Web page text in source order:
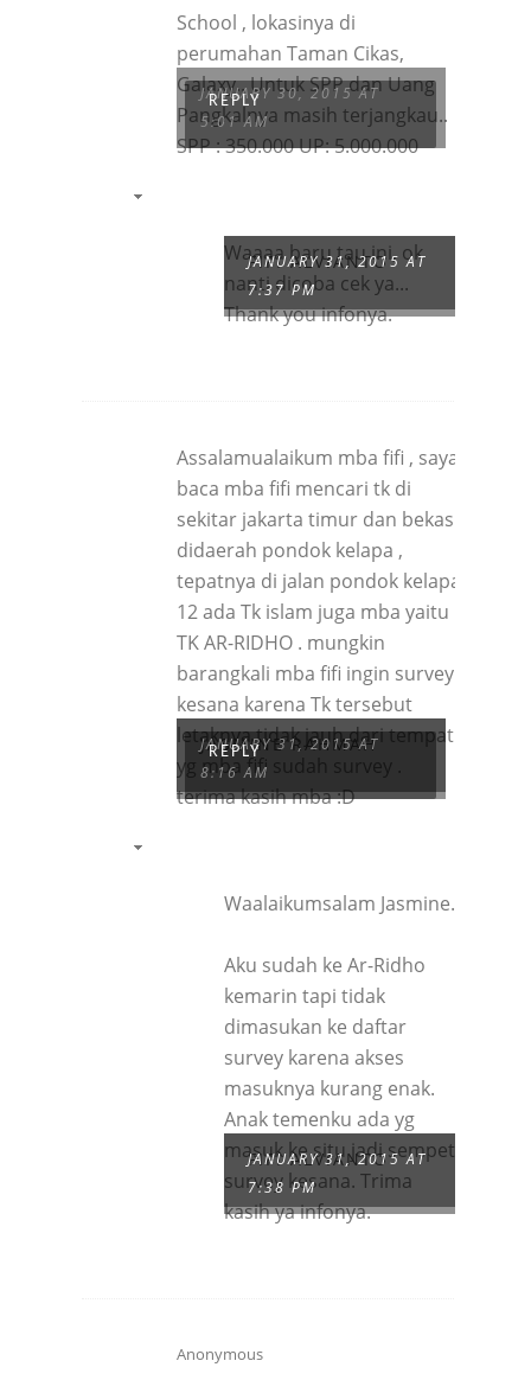
JANUARY 30, 2015 AT
5:01 AM
School , lokasinya di
perumahan Taman Cikas,
Galaxy.. Untuk SPP dan Uang
Pangkalnya masih terjangkau..
SPP : 350.000 UP: 5.000.000
REPLY
FIFI ALVIANTO
JANUARY 31, 2015 AT
7:37 PM
Waaaa baru tau ini, ok
nanti dicoba cek ya...
Thank you infonya.
JASMINE RAHMAH
JANUARY 31, 2015 AT
8:16 AM
Assalamualaikum mba fifi , saya
baca mba fifi mencari tk di
sekitar jakarta timur dan bekasi
didaerah pondok kelapa ,
tepatnya di jalan pondok kelapa
12 ada Tk islam juga mba yaitu
TK AR-RIDHO . mungkin
barangkali mba fifi ingin survey
kesana karena Tk tersebut
letaknya tidak jauh dari tempat
yg mba fifi sudah survey .
terima kasih mba :D
REPLY
FIFI ALVIANTO
JANUARY 31, 2015 AT
7:38 PM
Waalaikumsalam Jasmine.
Aku sudah ke Ar-Ridho
kemarin tapi tidak
dimasukan ke daftar
survey karena akses
masuknya kurang enak.
Anak temenku ada yg
masuk ke situ jadi sempet
survey kesana. Trima
kasih ya infonya.
Anonymous